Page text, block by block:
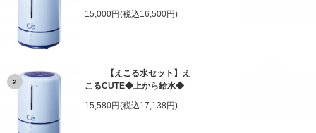
15,000円(税込16,500円)
2
【えこる水セット】え
こるCUTE◆上から給水◆
15,580円(税込17,138円)